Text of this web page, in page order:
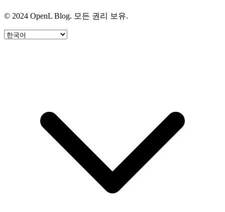
© 2024 OpenL Blog. 모든 권리 보유.